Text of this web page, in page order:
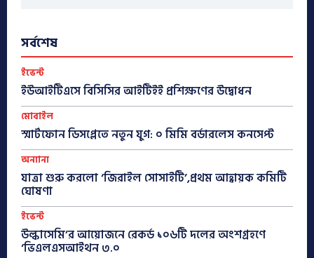
সর্বশেষ
ইভেন্ট
ইউআইটিএসে বিসিসির আইটিইই প্রশিক্ষণের উদ্বোধন
মোবাইল
স্মার্টফোন ডিসপ্লেতে নতুন যুগ: ০ মিমি বর্ডারলেস কনসেপ্ট
অন্যান্য
যাত্রা শুরু করলো ‘জিরাইল সোসাইটি’,প্রথম আহ্বায়ক কমিটি
ঘোষণা
ইভেন্ট
উল্কাসেমি’র আয়োজনে রেকর্ড ১০৬টি দলের অংশগ্রহণে
‘ভিএলএসআইথন ৩.০